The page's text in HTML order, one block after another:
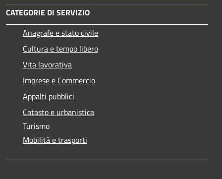
CATEGORIE DI SERVIZIO
Anagrafe e stato civile
Cultura e tempo libero
Vita lavorativa
Imprese e Commercio
Appalti pubblici
Catasto e urbanistica
Turismo
Mobilità e trasporti